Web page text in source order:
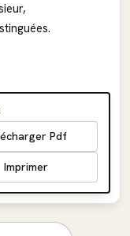
Pdf
Imprimer